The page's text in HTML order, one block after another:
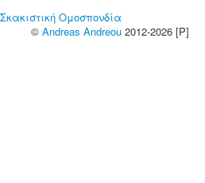
Ομοσπονδία
© Andreas Andreou 2012-2026 [P]